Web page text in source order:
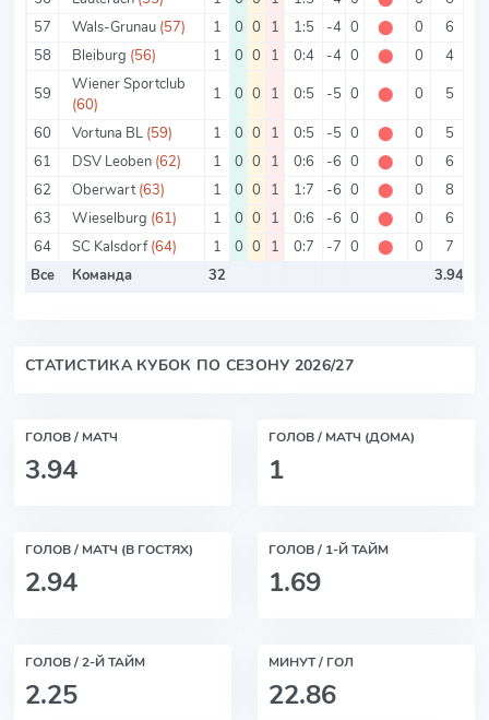
57
Wals-Grunau (57) 1 0 0 1 1:5 -4 0 ⬤ 0 6
58
Bleiburg (56) 1 0 0 1 0:4 -4 0 ⬤ 0 4
59
Wiener Sportclub
(60)
1 0 0 1 0:5 -5 0 ⬤ 0 5
60
Vortuna BL (59) 1 0 0 1 0:5 -5 0 ⬤ 0 5
61
DSV Leoben (62) 1 0 0 1 0:6 -6 0 ⬤ 0 6
62
Oberwart (63) 1 0 0 1 1:7 -6 0 ⬤ 0 8
63
Wieselburg (61) 1 0 0 1 0:6 -6 0 ⬤ 0 6
64
SC Kalsdorf (64) 1 0 0 1 0:7 -7 0 ⬤ 0 7
Все
Команда 32 3.94
СТАТИСТИКА КУБОК ПО СЕЗОНУ 2026/27
ГОЛОВ / МАТЧ
3.94
ГОЛОВ / МАТЧ (ДОМА)
1
ГОЛОВ / МАТЧ (В ГОСТЯХ)
2.94
ГОЛОВ / 1-Й ТАЙМ
1.69
ГОЛОВ / 2-Й ТАЙМ
2.25
МИНУТ / ГОЛ
22.86